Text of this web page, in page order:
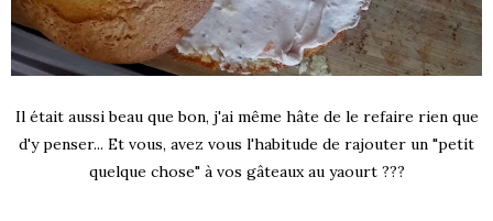
Il était aussi beau que bon, j'ai même hâte de le refaire rien que
d'y penser... Et vous, avez vous l'habitude de rajouter un "petit
quelque chose" à vos gâteaux au yaourt ???